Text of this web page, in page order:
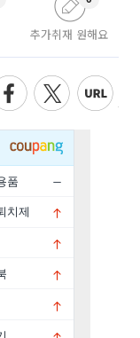
추가취재 원해요